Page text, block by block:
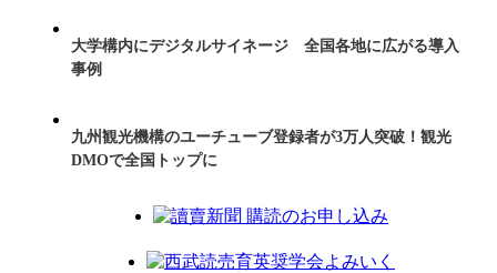
大学構内にデジタルサイネージ 全国各地に広がる導入
事例
九州観光機構のユーチューブ登録者が3万人突破！観光
DMOで全国トップに